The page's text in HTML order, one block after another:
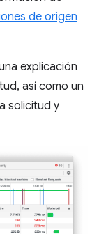
de origen
explicación
así como un
solicitud y